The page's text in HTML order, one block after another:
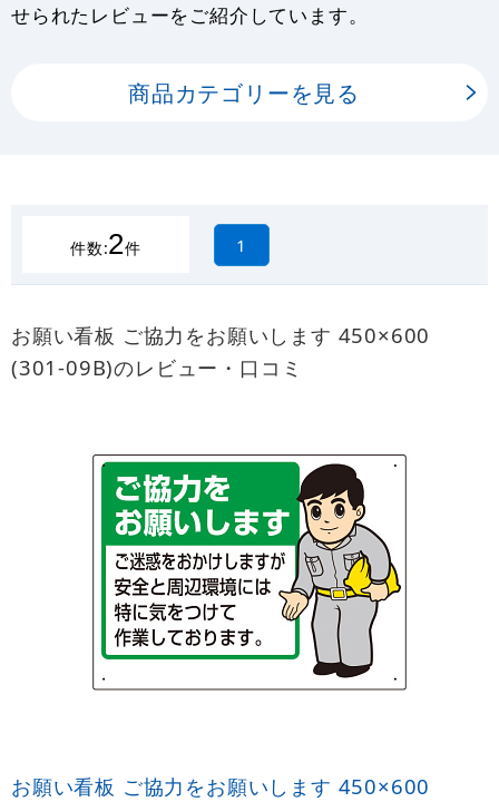
せられたレビューをご紹介しています。
商品カテゴリーを見る
件数:2件 1
お願い看板 ご協力をお願いします 450×600
(301-09B)のレビュー・口コミ
お願い看板 ご協力をお願いします 450×600